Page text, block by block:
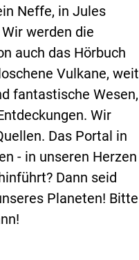
Neffe, in Jules
werden die
auch das Hörbuch
Vulkane, weit
fantastische Wesen,
Wir
Das Portal in
- in unseren Herzen
Dann seid
Planeten! Bitte